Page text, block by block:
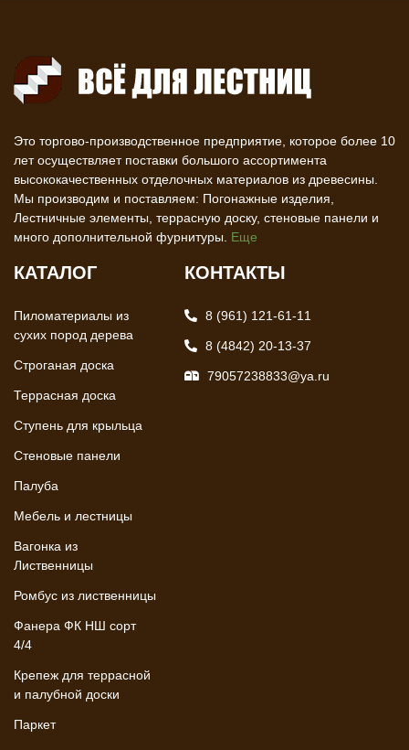
Это торгово-производственное предприятие, которое более 10
лет осуществляет поставки большого ассортимента
высококачественных отделочных материалов из древесины.
Мы производим и поставляем: Погонажные изделия,
Лестничные элементы, террасную доску, стеновые панели и
много дополнительной фурнитуры. Еще
КАТАЛОГ
Пиломатериалы из
сухих пород дерева
Строганая доска
Террасная доска
Ступень для крыльца
Стеновые панели
Палуба
Мебель и лестницы
Вагонка из
Лиственницы
Ромбус из лиственницы
Фанера ФК НШ сорт
4/4
Крепеж для террасной
и палубной доски
Паркет
КОНТАКТЫ
8 (961) 121-61-11
8 (4842) 20-13-37
79057238833@ya.ru